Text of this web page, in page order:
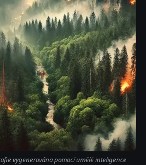
vygenerována pomocí umělé inteligence